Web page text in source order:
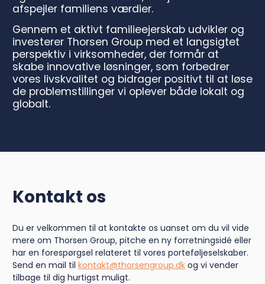
afspejler familiens værdier.
Gennem et aktivt familieejerskab udvikler og
investerer Thorsen Group med et langsigtet
perspektiv i virksomheder, der formår at
skabe innovative løsninger, som forbedrer
vores livskvalitet og bidrager positivt til at løse
de problemstillinger vi oplever både lokalt og
globalt.
Kontakt os
Du er velkommen til at kontakte os uanset om du vil vide
mere om Thorsen Group, pitche en ny forretningsidé eller
har en forespørgsel relateret til vores porteføljeselskaber.
Send en mail til kontakt@thorsengroup.dk og vi vender
tilbage til dig hurtigst muligt.